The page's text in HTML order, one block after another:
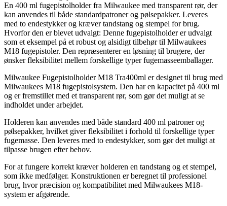
En 400 ml fugepistolholder fra Milwaukee med transparent rør, der
kan anvendes til både standardpatroner og pølsepakker. Leveres
med to endestykker og kræver tandstang og stempel for brug.
Hvorfor den er blevet udvalgt: Denne fugepistolholder er udvalgt
som et eksempel på et robust og alsidigt tilbehør til Milwaukees
M18 fugepistoler. Den repræsenterer en løsning til brugere, der
ønsker fleksibilitet mellem forskellige typer fugemasseemballager.
Milwaukee Fugepistolholder M18 Tra400ml er designet til brug med
Milwaukees M18 fugepistolsystem. Den har en kapacitet på 400 ml
og er fremstillet med et transparent rør, som gør det muligt at se
indholdet under arbejdet.
Holderen kan anvendes med både standard 400 ml patroner og
pølsepakker, hvilket giver fleksibilitet i forhold til forskellige typer
fugemasse. Den leveres med to endestykker, som gør det muligt at
tilpasse brugen efter behov.
For at fungere korrekt kræver holderen en tandstang og et stempel,
som ikke medfølger. Konstruktionen er beregnet til professionel
brug, hvor præcision og kompatibilitet med Milwaukees M18-
system er afgørende.